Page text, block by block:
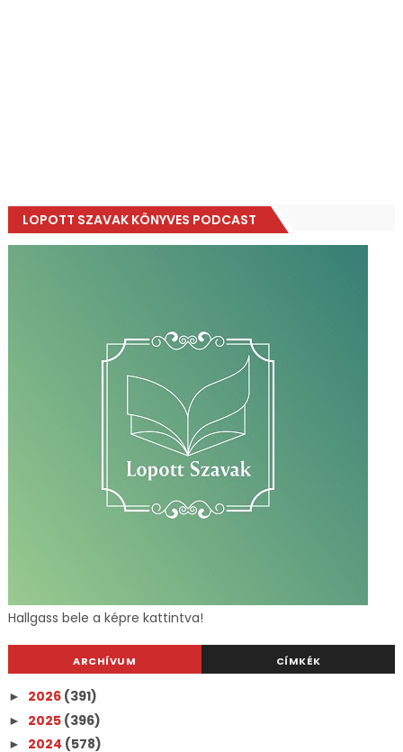
LOPOTT SZAVAK KÖNYVES PODCAST
Hallgass bele a képre kattintva!
ARCHÍVUM CÍMKÉK
► 2026 (391)
► 2025 (396)
► 2024 (578)